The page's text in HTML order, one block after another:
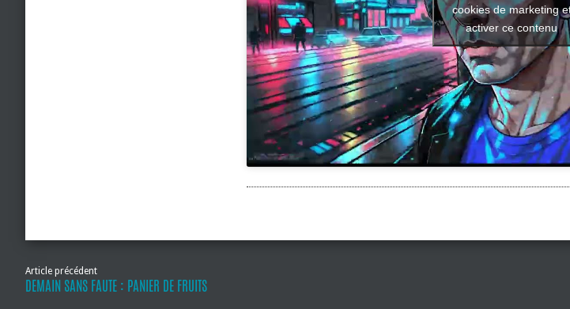
cookies de marketing
activer ce contenu
Article précédent
DEMAIN SANS FAUTE : PANIER DE FRUITS